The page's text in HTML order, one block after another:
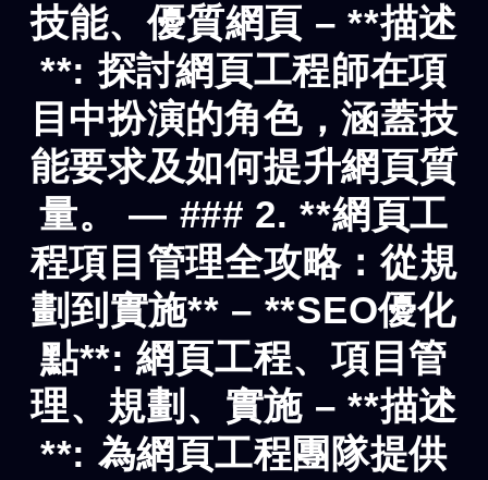
技能、優質網頁 – **描述
**: 探討網頁工程師在項
目中扮演的角色，涵蓋技
能要求及如何提升網頁質
量。 — ### 2. **網頁工
程項目管理全攻略：從規
劃到實施** – **SEO優化
點**: 網頁工程、項目管
理、規劃、實施 – **描述
**: 為網頁工程團隊提供